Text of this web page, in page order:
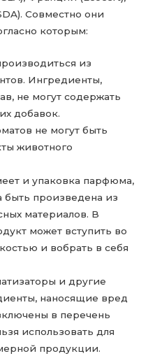
Совместно они
которым:
из
Ингредиенты,
не могут содержать
добавок.
не могут быть
животного
и упаковка парфюма,
быть произведена из
материалов. В
может вступить во
и вобрать в себя
и другие
наносящие вред
в перечень
использовать для
продукции.